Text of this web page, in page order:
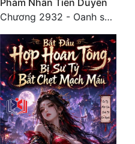
Phàm Nhân Tiên Duyên
Chương 2932 - Oanh sát Hồng Mông, khởi đầu mới